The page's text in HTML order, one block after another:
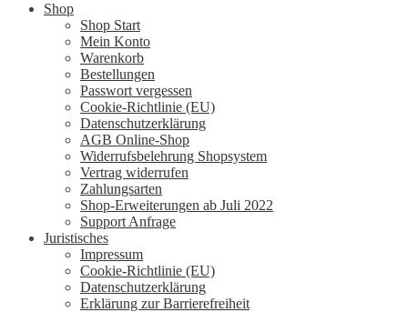
Shop
Shop Start
Mein Konto
Warenkorb
Bestellungen
Passwort vergessen
Cookie-Richtlinie (EU)
Datenschutzerklärung
AGB Online-Shop
Widerrufsbelehrung Shopsystem
Vertrag widerrufen
Zahlungsarten
Shop-Erweiterungen ab Juli 2022
Support Anfrage
Juristisches
Impressum
Cookie-Richtlinie (EU)
Datenschutzerklärung
Erklärung zur Barrierefreiheit